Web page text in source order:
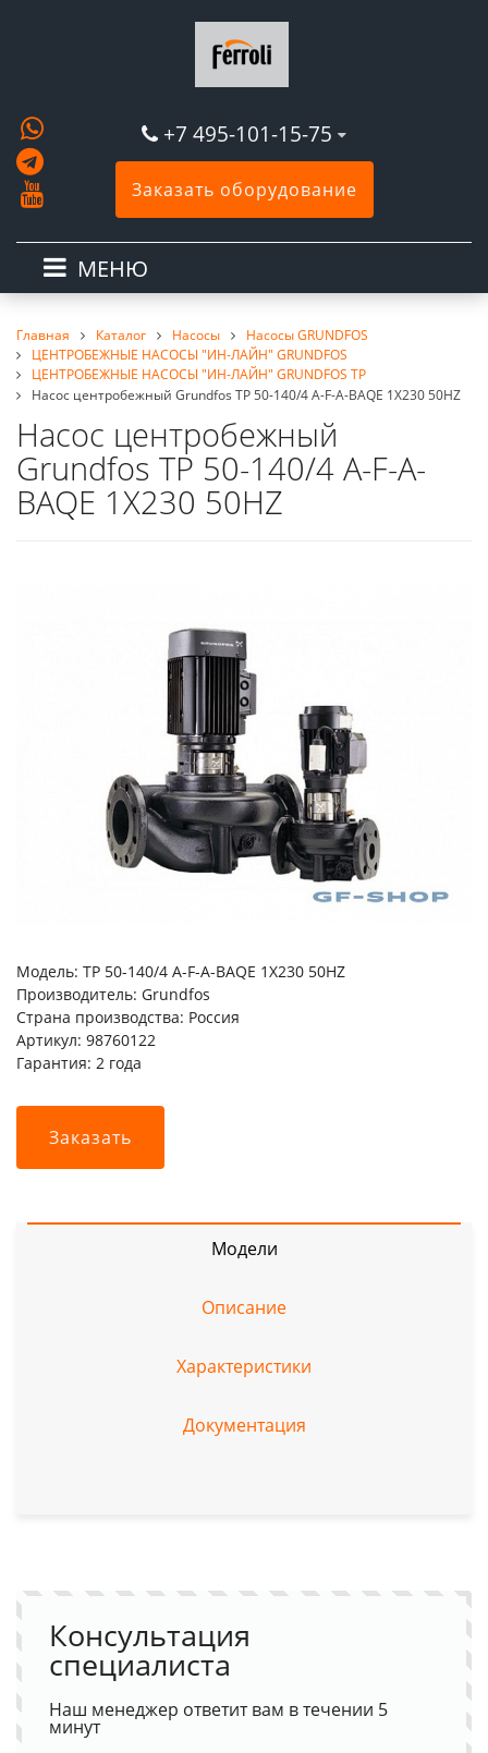
+7 495-101-15-75
Заказать оборудование
МЕНЮ
Главная Каталог Насосы
Насосы GRUNDFOS
ЦЕНТРОБЕЖНЫЕ НАСОСЫ "ИН-ЛАЙН" GRUNDFOS
ЦЕНТРОБЕЖНЫЕ НАСОСЫ "ИН-ЛАЙН" GRUNDFOS TP
Насос центробежный Grundfos TP 50-140/4 A-F-A-BAQE 1X230 50HZ
Насос центробежный
Grundfos TP 50-140/4 A-F-A-
BAQE 1X230 50HZ
Модель: TP 50-140/4 A-F-A-BAQE 1X230 50HZ
Производитель: Grundfos
Страна производства: Россия
Артикул: 98760122
Гарантия: 2 года
Заказать
Модели
Описание
Характеристики
Документация
Консультация
специалиста
Наш менеджер ответит вам в течении 5
минут